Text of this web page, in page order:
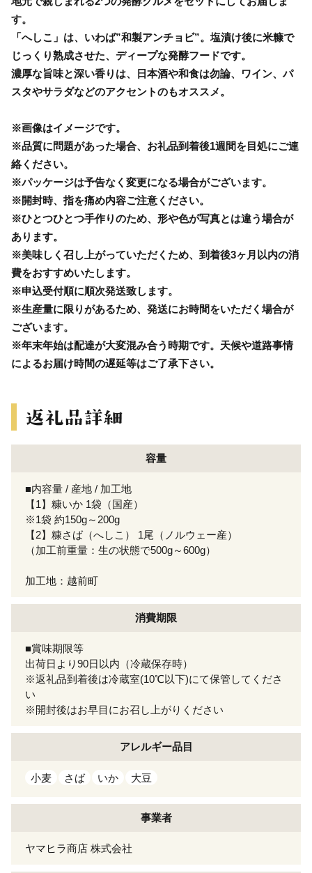
す。
「へしこ」は、いわば”和製アンチョビ”。塩漬け後に米糠で
じっくり熟成させた、ディープな発酵フードです。
濃厚な旨味と深い香りは、日本酒や和食は勿論、ワイン、パ
スタやサラダなどのアクセントのもオススメ。
※画像はイメージです。
※品質に問題があった場合、お礼品到着後1週間を目処にご連
絡ください。
※パッケージは予告なく変更になる場合がございます。
※開封時、指を痛め内容ご注意ください。
※ひとつひとつ手作りのため、形や色が写真とは違う場合が
あります。
※美味しく召し上がっていただくため、到着後3ヶ月以内の消
費をおすすめいたします。
※申込受付順に順次発送致します。
※生産量に限りがあるため、発送にお時間をいただく場合が
ございます。
※年末年始は配達が大変混み合う時期です。天候や道路事情
によるお届け時間の遅延等はご了承下さい。
容量
■内容量 / 産地 / 加工地
【1】糠いか 1袋（国産）
※1袋 約150g～200g
【2】糠さば（へしこ） 1尾（ノルウェー産）
（加工前重量：生の状態で500g～600g）
加工地：越前町
消費期限
■賞味期限等
出荷日より90日以内（冷蔵保存時）
※返礼品到着後は冷蔵室(10℃以下)にて保管してくださ
い
※開封後はお早目にお召し上がりください
アレルギー品目
小麦 さば いか 大豆
事業者
ヤマヒラ商店 株式会社